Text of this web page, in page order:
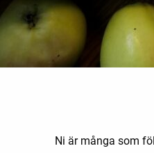
Ni är många som